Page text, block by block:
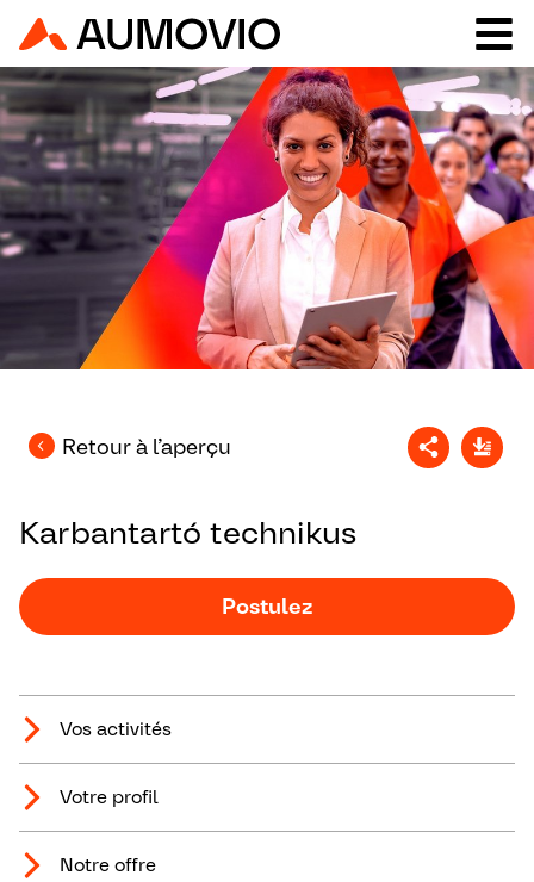
Retour à l’aperçu
Karbantartó technikus
Postulez
Vos activités
Votre profil
Notre offre